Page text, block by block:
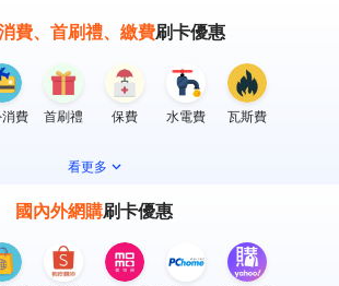
費、首刷禮、繳費刷卡優惠
費 首刷禮 保費 水電費 瓦斯費
看更多
國內外網購刷卡優惠